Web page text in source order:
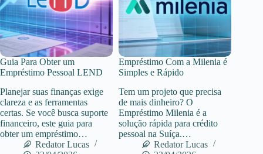
Guia Para Obter um
Empréstimo Pessoal LEND
Planejar suas finanças exige
clareza e as ferramentas
certas. Se você busca suporte
financeiro, este guia para
obter um empréstimo…
Redator Lucas
Empréstimo Com ​​a Milenia é
Simples e Rápido
Tem um projeto que precisa
de mais dinheiro? O
Empréstimo Milenia é a
solução rápida para crédito
pessoal na Suíça.…
Redator Lucas